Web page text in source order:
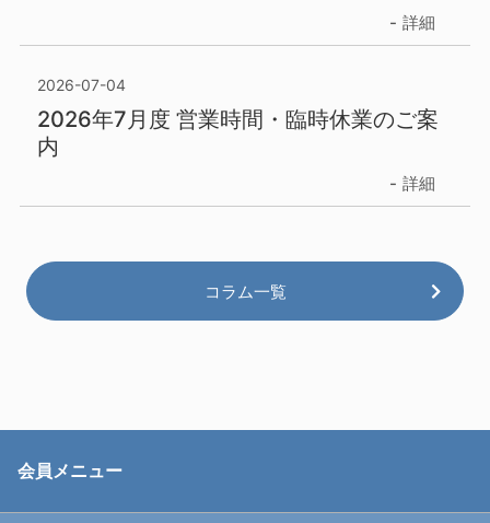
詳細
2026-07-04
2026年7月度 営業時間・臨時休業のご案
内
詳細
コラム一覧
会員メニュー